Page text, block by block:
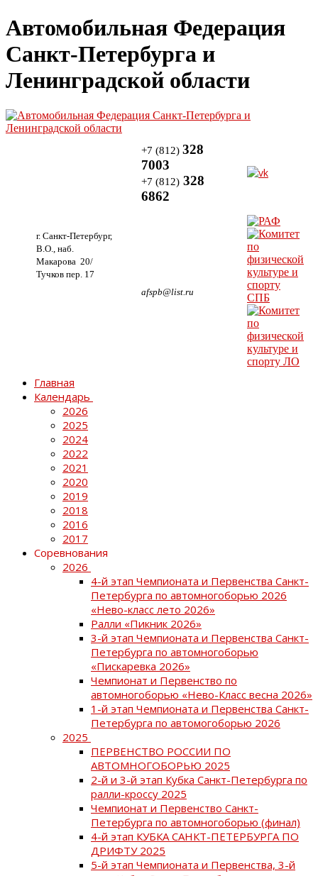
Автомобильная Федерация
Санкт-Петербурга и
Ленинградской области
г. Санкт-Петербург,
В.О., наб.
Макарова 20/
Тучков пер. 17
+7 (812) 328
7003
+7 (812) 328
6862
afspb@list.ru
Главная
Календарь
2026
2025
2024
2022
2021
2020
2019
2018
2016
2017
Соревнования
2026
4-й этап Чемпионата и Первенства Санкт-
Петербурга по автомногоборью 2026
«Нево-класс лето 2026»
Ралли «Пикник 2026»
3-й этап Чемпионата и Первенства Санкт-
Петербурга по автомногоборью
«Пискаревка 2026»
Чемпионат и Первенство по
автомногоборью «Нево-Класс весна 2026»
1-й этап Чемпионата и Первенства Санкт-
Петербурга по автомогоборью 2026
2025
ПЕРВЕНСТВО РОССИИ ПО
АВТОМНОГОБОРЬЮ 2025
2-й и 3-й этап Кубка Санкт-Петербурга по
ралли-кроссу 2025
Чемпионат и Первенство Санкт-
Петербурга по автомногоборью (финал)
4-й этап КУБКА САНКТ-ПЕТЕРБУРГА ПО
ДРИФТУ 2025
5-й этап Чемпионата и Первенства, 3-й